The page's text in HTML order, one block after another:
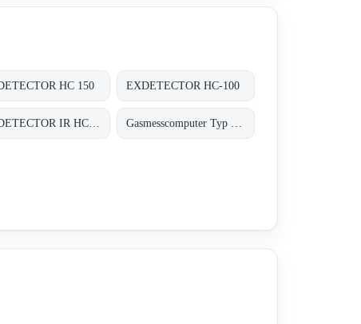
HC 150 EXDETECTOR HC-100